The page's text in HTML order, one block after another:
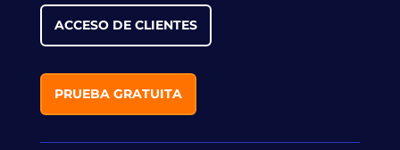
ACCESO DE CLIENTES
PRUEBA GRATUITA